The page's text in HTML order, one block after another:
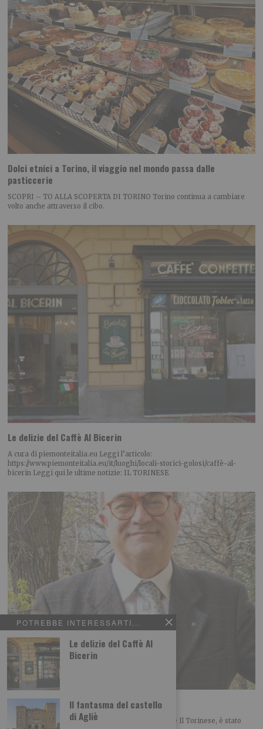
POTREBBE INTERESSARTI...
Le delizie del Caffè Al
Bicerin
Il fantasma del castello
di Agliè
Dolci etnici a Torino, il viaggio nel mondo passa dalle
pasticcerie
SCOPRI – TO ALLA SCOPERTA DI TORINO Torino continua a cambiare
volto anche attraverso il cibo.
Le delizie del Caffè Al Bicerin
A cura di piemonteitalia.eu Leggi l’articolo:
https://www.piemonteitalia.eu/it/luoghi/locali-storici-golosi/caffè-al-
bicerin Leggi qui le ultime notizie: IL TORINESE
De Marchi tra i 50 di Radio Cortina
Il giornalista Gianluigi De Marchi, collaboratore de Il Torinese, è stato